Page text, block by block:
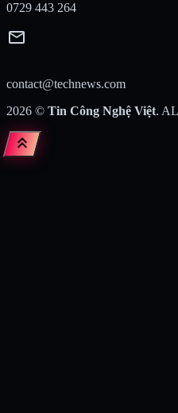
0729 443 264
mail
contact@technews.com
2026 © Tin Công Nghệ Việt.
keyboard_double_arrow_up